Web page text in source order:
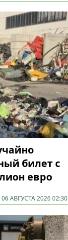
билет с
евро
06 АВГУСТА 2026 02:30